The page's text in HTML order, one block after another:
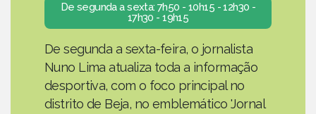
De segunda a sexta: 7h50 - 10h15 - 12h30 -
17h30 - 19h15
De segunda a sexta-feira, o jornalista
Nuno Lima atualiza toda a informação
desportiva, com o foco principal no
distrito de Beja, no emblemático 'Jornal